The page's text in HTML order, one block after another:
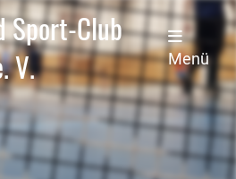
Sport-Club
V.
Menü